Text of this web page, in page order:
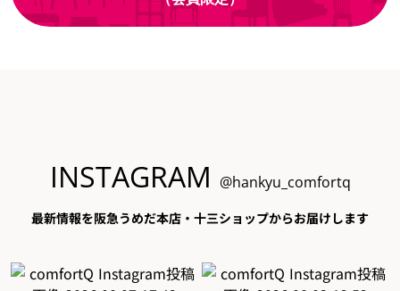
INSTAGRAM @hankyu_comfortq
最新情報を阪急うめだ本店・十三ショップからお届けします